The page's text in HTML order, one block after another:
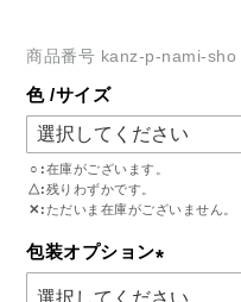
商品番号 kanz-p-nami-sho
色 サイズ
○
在庫がございます。
△ 残りわずかです。
✕
ただいま在庫がございません。
包装オプション
(必